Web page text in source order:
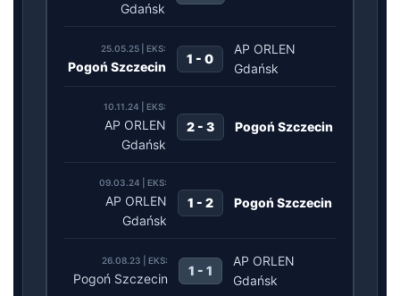
Gdańsk
25.05.25 | EKS:
Pogoń Szczecin
1 - 0
AP ORLEN
Gdańsk
10.11.24 | EKS:
AP ORLEN
Gdańsk
2 - 3 Pogoń Szczecin
09.03.24 | EKS:
AP ORLEN
Gdańsk
1 - 2 Pogoń Szczecin
26.08.23 | EKS:
Pogoń Szczecin
1 - 1
AP ORLEN
Gdańsk